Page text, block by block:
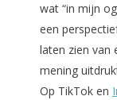
wat “in mijn
een
laten zien van
mening
Op TikTok en